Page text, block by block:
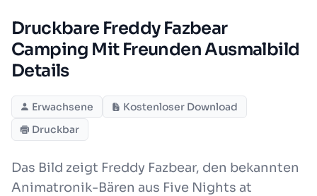
Druckbare Freddy Fazbear
Camping Mit Freunden Ausmalbild
Details
Erwachsene
Kostenloser Download
Druckbar
Das Bild zeigt Freddy Fazbear, den bekannten
Animatronik-Bären aus Five Nights at